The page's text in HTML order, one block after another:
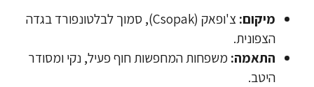
מיקום:
צ'ופאק (Csopak), סמוך לבלטונפורד בגדה
הצפונית.
התאמה:משפחות המחפשות חוף פעיל, נקי ומסודר
היטב.